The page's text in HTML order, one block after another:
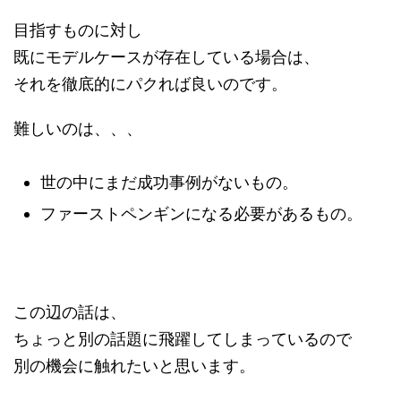
目指すものに対し
既にモデルケースが存在している場合は、
それを徹底的にパクれば良いのです。
難しいのは、、、
世の中にまだ成功事例がないもの。
ファーストペンギンになる必要があるもの。
この辺の話は、
ちょっと別の話題に飛躍してしまっているので
別の機会に触れたいと思います。